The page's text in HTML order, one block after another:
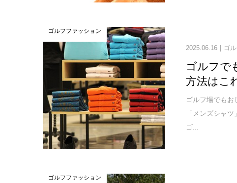
ゴルフファッション
2025.06.16 ゴ
ゴルフで
方法はこ
ゴルフ場でも
「メンズシャ
ゴ...
ゴルフファッション